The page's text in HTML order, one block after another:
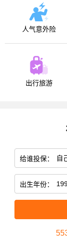
人气意外险
出行旅游
给谁投保：
出生年份：